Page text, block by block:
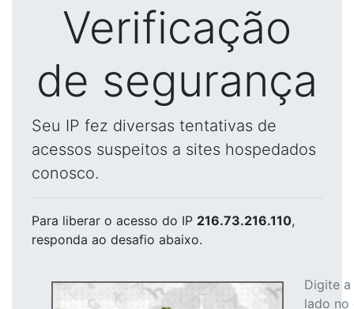
Verificação
de segurança
Seu IP fez diversas tentativas de
acessos suspeitos a sites hospedados
conosco.
Para liberar o acesso do IP 216.73.216.110,
responda ao desafio abaixo.
Digite
lado no